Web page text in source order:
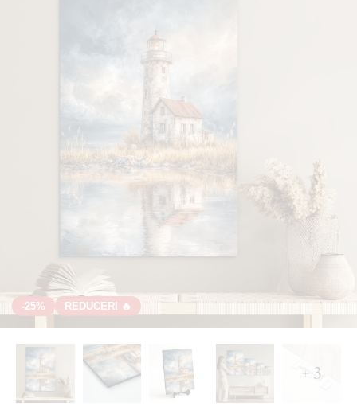
-25% REDUCERI 🔥
+ 3